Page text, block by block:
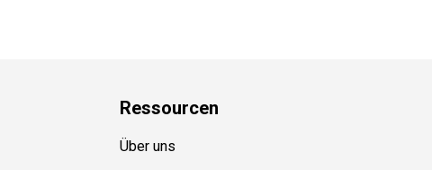
Ressourcen
Über uns